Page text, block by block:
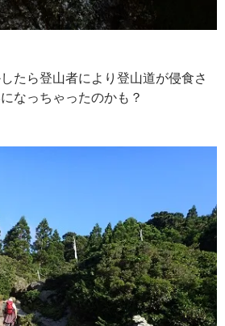
たら登山者により登山道が侵食さ
なっちゃったのかも？